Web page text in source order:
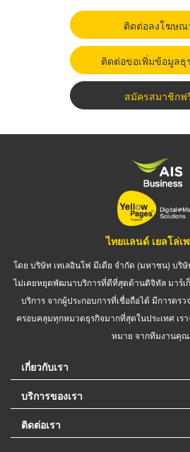
ติดต่อลงโฆษณ
ติดต่อขอเพิ่มข้อมูลธุ
สมัครสมาชิกฟ
ไทยแลนด์ เยลโล่เ
โดย บริษัท เทเลอินโฟ มีเดีย จำกัด (มหาชน) บริษั
ไม่เคยหยุดพัฒนาบริการที่ดีที่สุดด้านดิจิทัล มาร์เ
บริการ จากผู้ประกอบการที่เชื่อถือได้ มีการตร
ครอบคลุมทุกหมวดธุรกิจมากที่สุดในประเทศ เร
หมาย จากทีมงานคุ
เกี่ยวกับเรา
บริการของเรา
ติดต่อเรา